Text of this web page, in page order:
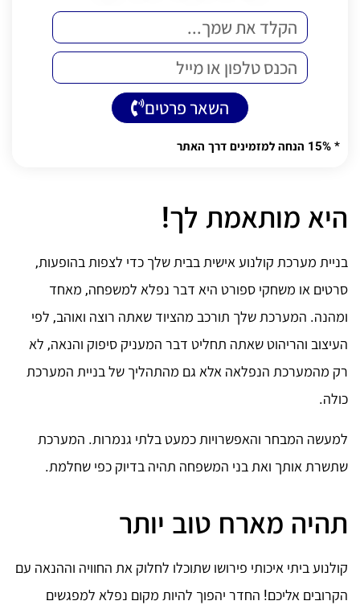
השאר פרטים
Alternative: * 15% הנחה למזמינים דרך האתר
היא מותאמת לך!
בניית מערכת קולנוע אישית בבית שלך כדי לצפות בהופעות,
סרטים או משחקי ספורט היא דבר נפלא למשפחה, מאחד
ומהנה. המערכת שלך תורכב מהציוד שאתה רוצה ואוהב, לפי
העיצוב והריהוט שאתה תחליט דבר המעניק סיפוק והנאה, לא
רק מהמערכת הנפלאה אלא גם מהתהליך של בניית המערכת
כולה.
למעשה המבחר והאפשרויות כמעט בלתי גנמרות. המערכת
שתשרת אותך ואת בני המשפחה תהיה בדיוק כפי שחלמת.
תהיה מארח טוב יותר
קולנוע ביתי איכותי פירושו שתוכלו לחלוק את החוויה וההנאה עם
הקרובים אליכם! החדר יהפוך להיות מקום נפלא למפגשים